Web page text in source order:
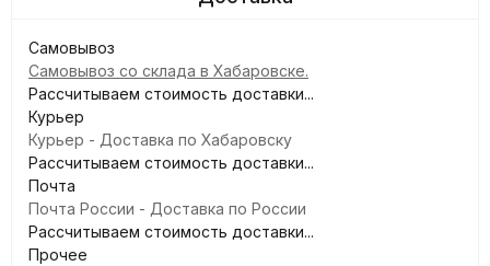
Самовывоз
Самовывоз со склада в Хабаровске.
Рассчитываем стоимость доставки...
Курьер
Курьер - Доставка по Хабаровску
Рассчитываем стоимость доставки...
Почта
Почта России - Доставка по России
Рассчитываем стоимость доставки...
Прочее